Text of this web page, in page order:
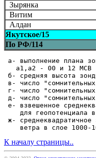
Зырянка
Витим
Алдан
Якутское/15
По РФ/114
а- выполнение плана
   а1,а2 - 00 и 12 МСВ
б- средняя высота
в- число
г- число
д- число
е- взвешенное
для геопотенциала
ж-
К началу страницы..